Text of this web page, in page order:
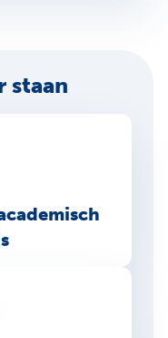
staan